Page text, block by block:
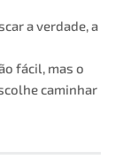
a verdade, a
fácil, mas o
caminhar